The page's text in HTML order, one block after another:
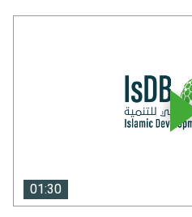
01:30
01:30